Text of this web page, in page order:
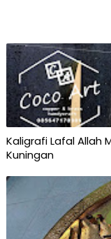
Kaligrafi Lafal Allah
Kuningan